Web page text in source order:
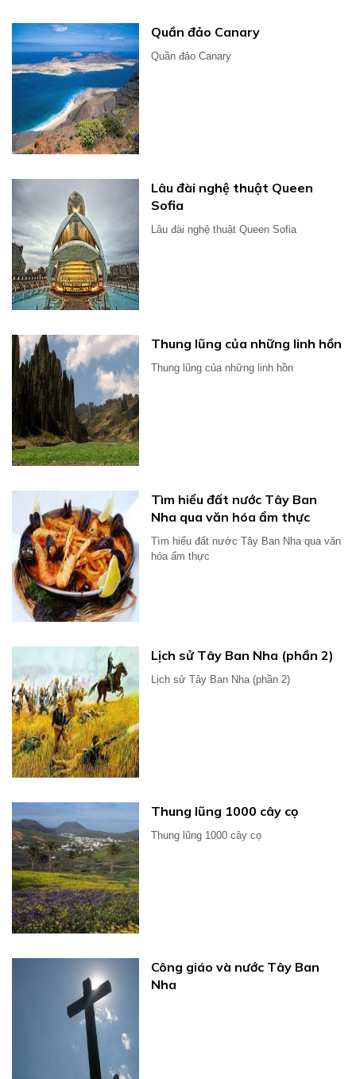
Quần đảo Canary
Quần đảo Canary
Lâu đài nghệ thuật Queen
Sofia
Lâu đài nghệ thuật Queen Sofia
Thung lũng của những linh hồn
Thung lũng của những linh hồn
Tìm hiểu đất nước Tây Ban
Nha qua văn hóa ẩm thực
Tìm hiểu đất nước Tây Ban Nha qua văn
hóa ẩm thực
Lịch sử Tây Ban Nha (phần 2)
Lịch sử Tây Ban Nha (phần 2)
Thung lũng 1000 cây cọ
Thung lũng 1000 cây cọ
Công giáo và nước Tây Ban
Nha